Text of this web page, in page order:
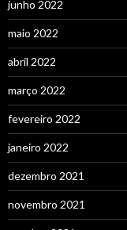
junho 2022
maio 2022
abril 2022
março 2022
fevereiro 2022
janeiro 2022
dezembro 2021
novembro 2021